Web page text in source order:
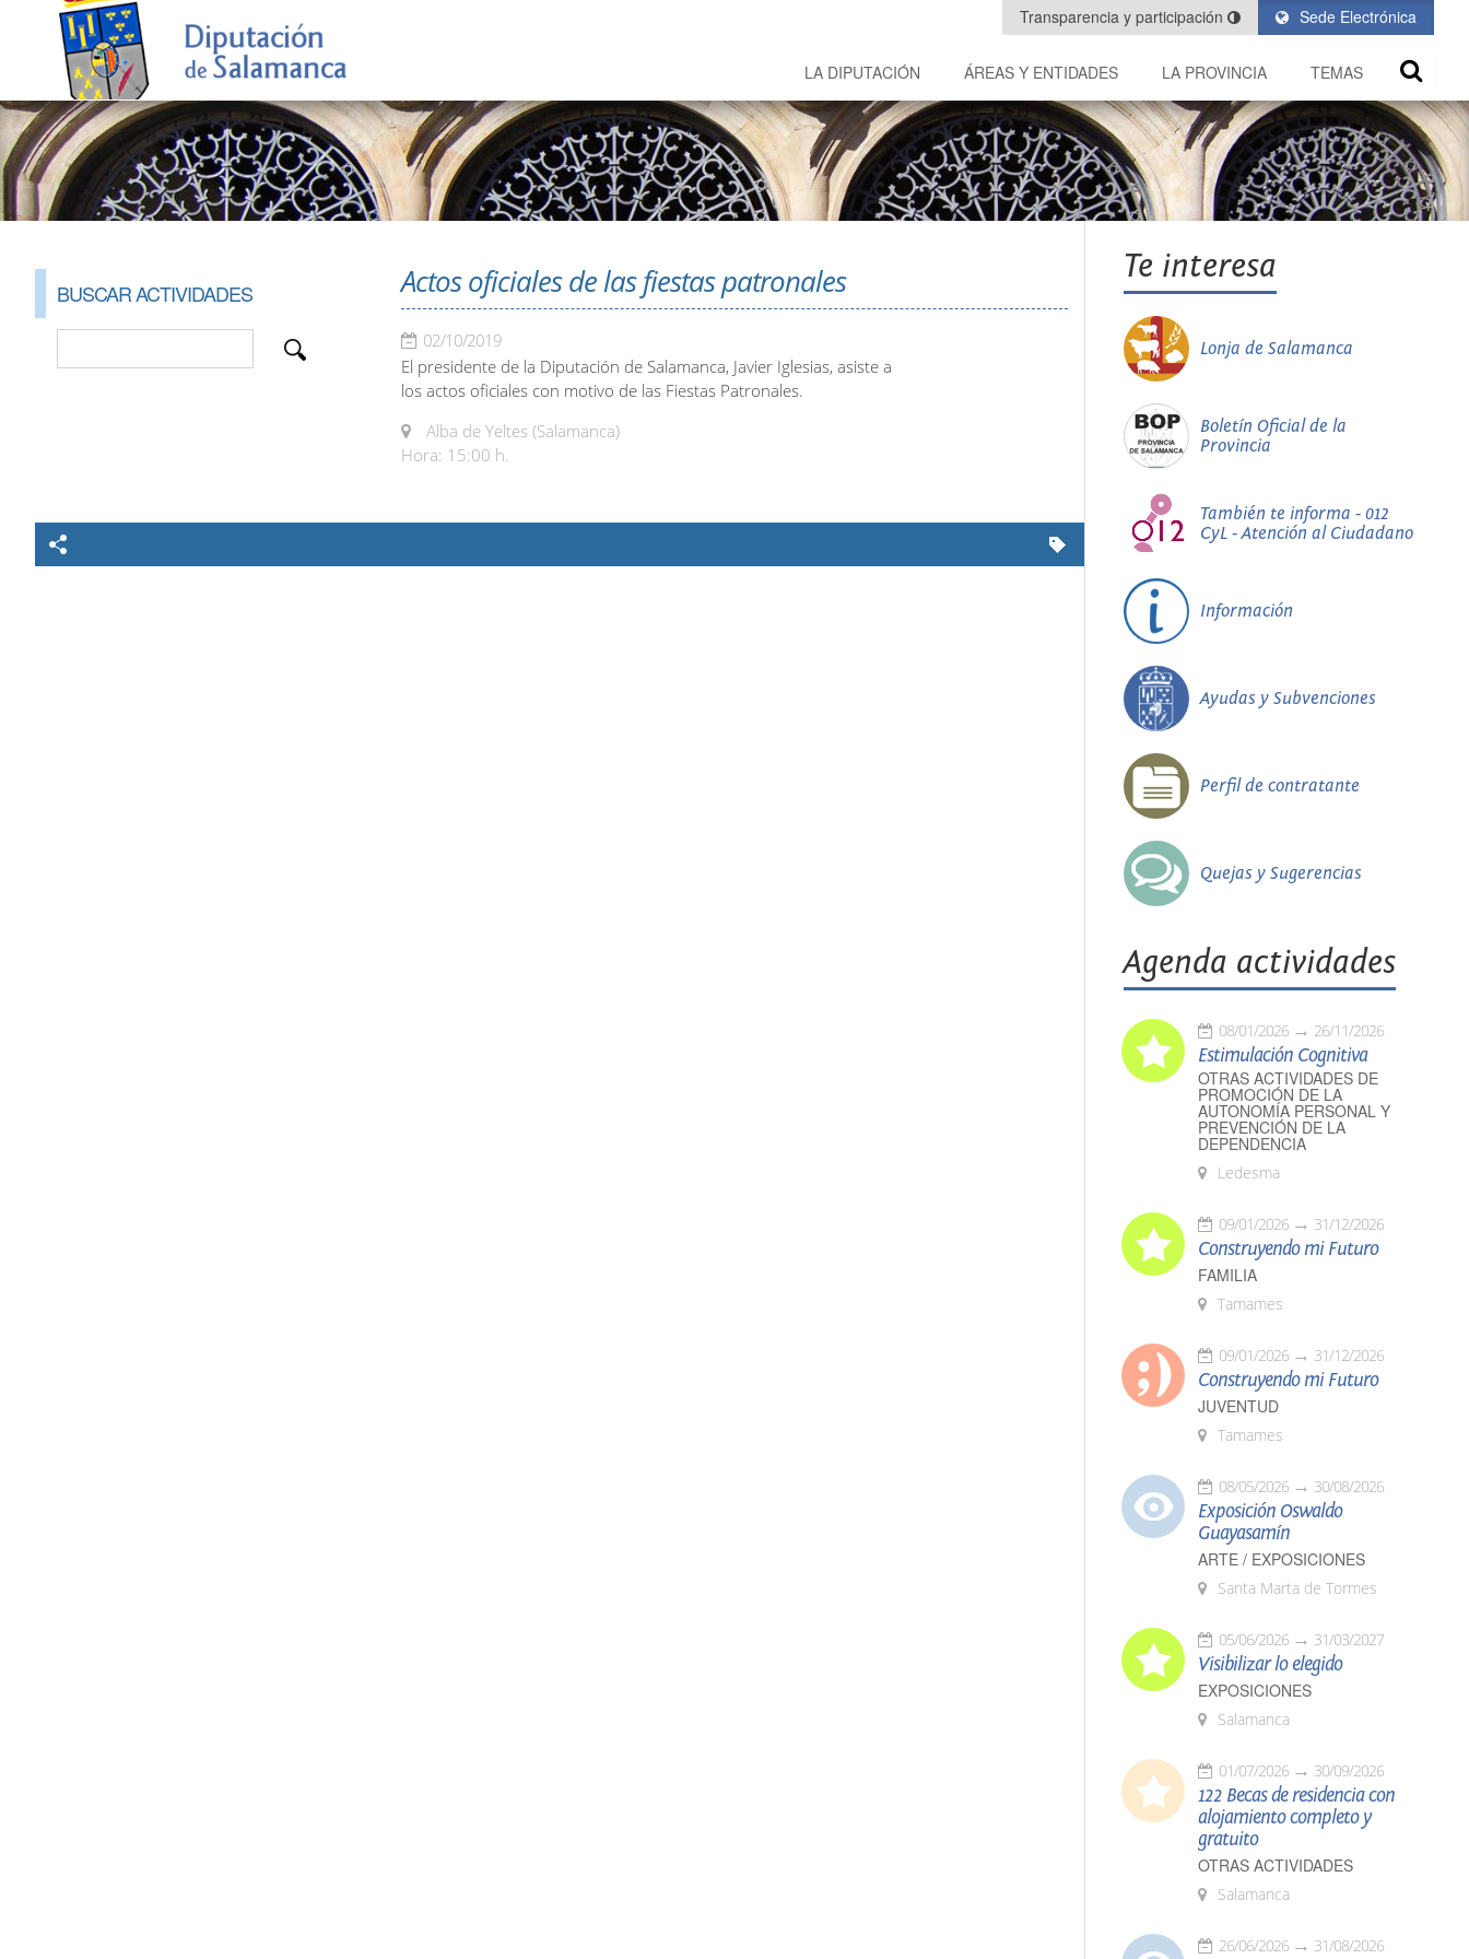
Sede Electrónica
Transparencia y participación
LA DIPUTACIÓN ÁREAS Y ENTIDADES LA PROVINCIA TEMAS
BUSCAR ACTIVIDADES Actos oficiales de las fiestas patronales
02/10/2019
El presidente de la Diputación de Salamanca, Javier Iglesias, asiste a
los actos oficiales con motivo de las Fiestas Patronales.
Alba de Yeltes (Salamanca)
Hora: 15:00 h.
Te interesa
Lonja de Salamanca
Boletín Oficial de la
Provincia
También te informa - 012
CyL - Atención al Ciudadano
Información
Ayudas y Subvenciones
Perfil de contratante
Quejas y Sugerencias
Agenda actividades
08/01/2026 26/11/2026
Estimulación Cognitiva
OTRAS ACTIVIDADES DE
PROMOCIÓN DE LA
AUTONOMÍA PERSONAL Y
PREVENCIÓN DE LA
DEPENDENCIA
Ledesma
09/01/2026 31/12/2026
Construyendo mi Futuro
FAMILIA
Tamames
09/01/2026 31/12/2026
Construyendo mi Futuro
JUVENTUD
Tamames
08/05/2026 30/08/2026
Exposición Oswaldo
Guayasamín
ARTE / EXPOSICIONES
Santa Marta de Tormes
05/06/2026 31/03/2027
Visibilizar lo elegido
EXPOSICIONES
Salamanca
01/07/2026 30/09/2026
122 Becas de residencia con
alojamiento completo y
gratuito
OTRAS ACTIVIDADES
Salamanca
26/06/2026 31/08/2026